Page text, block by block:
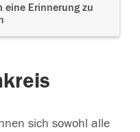
eine Erinnerung zu
sich sowohl alle